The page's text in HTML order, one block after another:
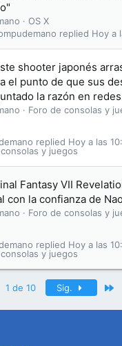
OS X
Hoy a
shooter japonés
el punto de que sus
la razón en
Foro de consolas y
y juegos
Hoy a las
Fantasy VII
con la confianza de
Foro de consolas y
y juegos
Hoy a las
1 de 10 Sig.